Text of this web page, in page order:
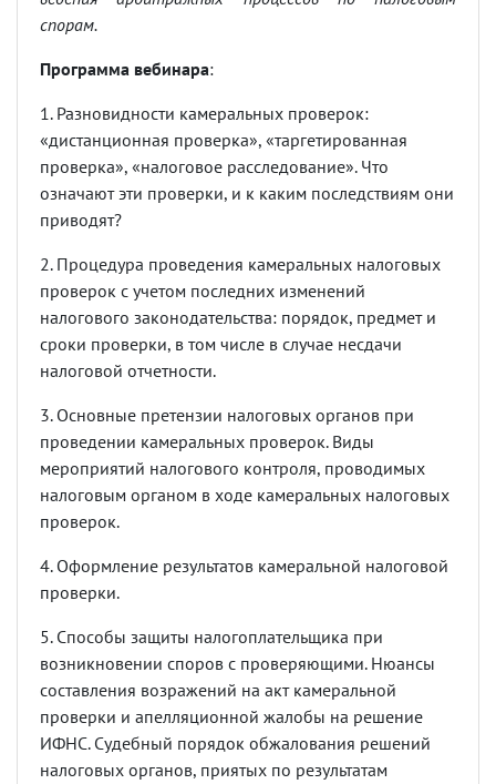
спорам.
Программа вебинара:
1. Разновидности камеральных проверок:
«дистанционная проверка», «таргетированная
проверка», «налоговое расследование». Что
означают эти проверки, и к каким последствиям они
приводят?
2. Процедура проведения камеральных налоговых
проверок с учетом последних изменений
налогового законодательства: порядок, предмет и
сроки проверки, в том числе в случае несдачи
налоговой отчетности.
3. Основные претензии налоговых органов при
проведении камеральных проверок. Виды
мероприятий налогового контроля, проводимых
налоговым органом в ходе камеральных налоговых
проверок.
4. Оформление результатов камеральной налоговой
проверки.
5. Способы защиты налогоплательщика при
возникновении споров с проверяющими. Нюансы
составления возражений на акт камеральной
проверки и апелляционной жалобы на решение
ИФНС. Судебный порядок обжалования решений
налоговых органов, приятых по результатам